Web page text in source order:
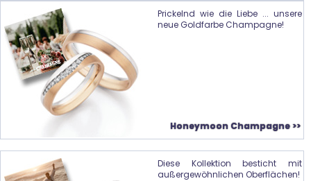
Prickelnd wie die Liebe ... unsere
neue Goldfarbe Champagne!
Honeymoon Champagne >>
Diese Kollektion besticht mit
außergewöhnlichen Oberflächen!